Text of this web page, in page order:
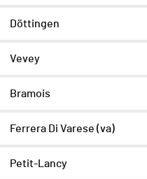
Döttingen
Vevey
Bramois
Ferrera Di Varese (va)
Petit-Lancy